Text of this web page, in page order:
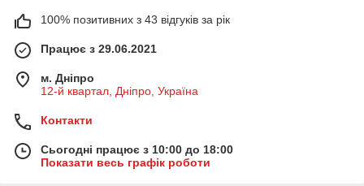
100% позитивних з 43 відгуків за рік
Працює з 29.06.2021
м. Дніпро
12-й квартал, Дніпро, Україна
Контакти
Сьогодні працює з 10:00 до 18:00
Показати весь графік роботи